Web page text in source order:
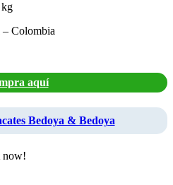
kg
– Colombia
aquí
Bedoya & Bedoya
now!